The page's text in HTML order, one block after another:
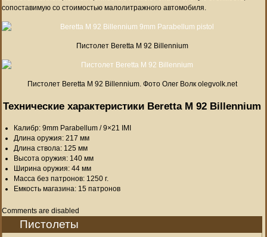
сопоставимую со стоимостью малолитражного автомобиля.
Пистолет Beretta M 92 Billennium
Пистолет Beretta M 92 Billennium. Фото Олег Волк olegvolk.net
Технические характеристики Beretta M 92 Billennium
Калибр: 9mm Parabellum / 9×21 IMI
Длина оружия: 217 мм
Длина ствола: 125 мм
Высота оружия: 140 мм
Ширина оружия: 44 мм
Масса без патронов: 1250 г.
Емкость магазина: 15 патронов
Comments are disabled
Пистолеты